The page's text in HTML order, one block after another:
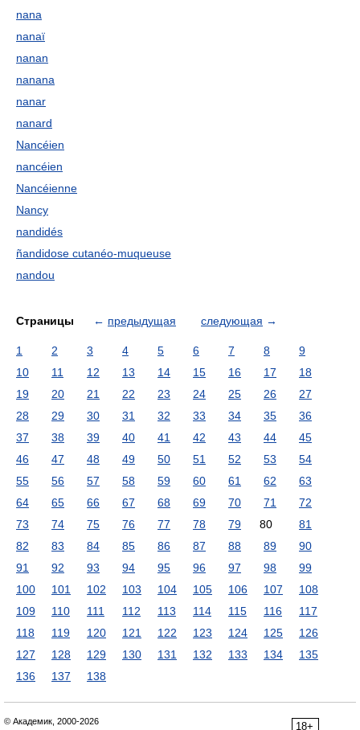
nana
nanaï
nanan
nanana
nanar
nanard
Nancéien
nancéien
Nancéienne
Nancy
nandidés
ñandidose cutanéo-muqueuse
nandou
Страницы ← предыдущая следующая →
1 2 3 4 5 6 7 8
9
10
11 12 13 14 15 16 17
18
19
20 21 22 23 24 25 26
27
28
29 30 31 32 33 34 35
36
37
38 39 40 41 42 43 44
45
46
47 48 49 50 51 52 53
54
55
56 57 58 59 60 61 62
63
64
65 66 67 68 69 70 71
72
73
74 75 76 77 78 79 80
81
82
83 84 85 86 87 88 89
90
91
92 93 94 95 96 97 98
99
100
101 102 103 104 105 106 107
108
109
110 111 112 113 114 115 116
117
118
119 120 121 122 123 124 125
126
127
128 129 130 131 132 133 134
135
136
137 138
18+
© Академик, 2000-2026